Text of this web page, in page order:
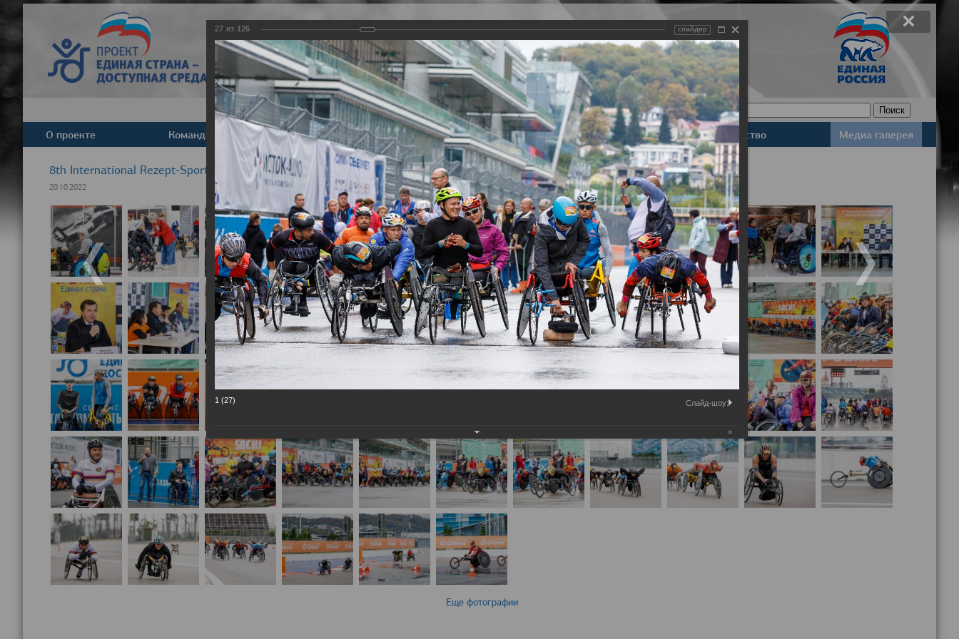
Задать вопрос
Версия для слабовидящих
О проекте Команда Новости Деятельность Базы данных Законодательство Медиа галерея
8th International Rezept-Sport Wheelchair Half Marathon
20.10.2022
Еще фотографии
27 из 126 слайдер
1 (27) Слайд-шоу: